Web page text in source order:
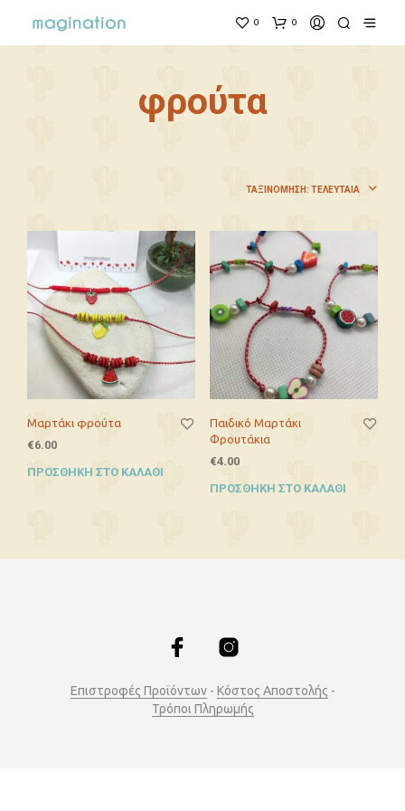
0 0
φρούτα
ΤΑΞΙΝΌΜΗΣΗ: ΤΕΛΕΥΤΑΊΑ
Μαρτάκι φρούτα
€6.00
ΠΡΟΣΘΉΚΗ ΣΤΟ ΚΑΛΆΘΙ
Παιδικό Μαρτάκι
Φρουτάκια
€4.00
ΠΡΟΣΘΉΚΗ ΣΤΟ ΚΑΛΆΘΙ
Επιστροφές Προϊόντων- Κόστος Αποστολής -
Τρόποι Πληρωμής